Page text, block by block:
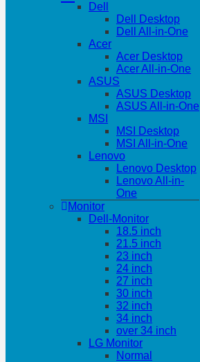
Dell
Dell Desktop
Dell All-in-One
Acer
Acer Desktop
Acer All-in-One
ASUS
ASUS Desktop
ASUS All-in-One
MSI
MSI Desktop
MSI All-in-One
Lenovo
Lenovo Desktop
Lenovo All-in-
One
Monitor
Dell-Monitor
18.5 inch
21.5 inch
23 inch
24 inch
27 inch
30 inch
32 inch
34 inch
over 34 inch
LG Monitor
Normal